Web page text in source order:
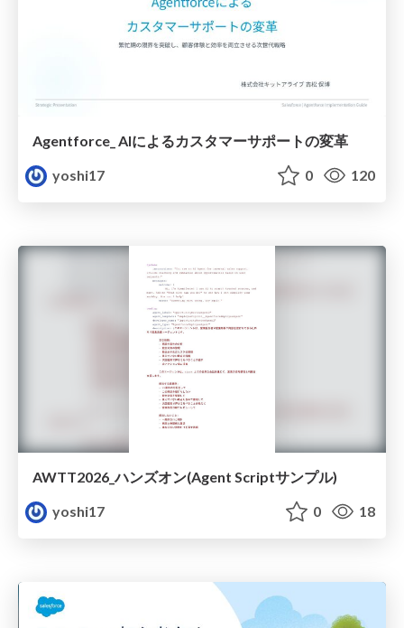
Agentforce_ AIによるカスタマーサポートの変革
yoshi17
0 120
AWTT2026_ハンズオン(Agent Scriptサンプル)
yoshi17
0 18